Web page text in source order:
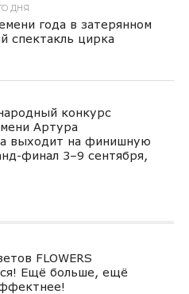
ДНЯ
года в затерянном
спектакль цирка
конкурс
Артура
выходит на финишную
финал 3–9 сентября,
FLOWERS
Ещё больше, ещё